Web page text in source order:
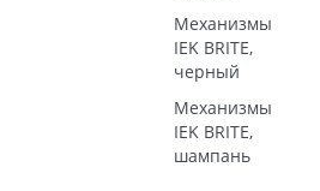
Механизмы
IEK BRITE,
черный
Механизмы
IEK BRITE,
шампань